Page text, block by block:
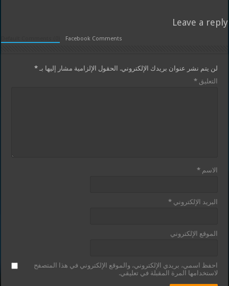
Leave a reply
Facebook Comments
لن يتم نشر عنوان بريدك الإلكتروني. الحقول الإلزامية مشار إليها بـ*
التعليق*
الاسم*
البريد الإلكتروني*
الموقع الإلكتروني
احفظ اسمي، بريدي الإلكتروني، والموقع الإلكتروني في هذا المتصفح
لاستخدامها المرة المقبلة في تعليقي.